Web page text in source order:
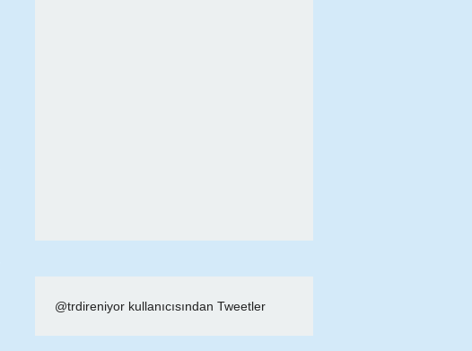
@trdireniyor kullanıcısından Tweetler